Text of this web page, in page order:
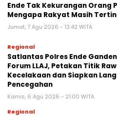
Ende Tak Kekurangan Orang
Mengapa Rakyat Masih
Jumat, 7 Agu 2026 - 13:42 WITA
Regional
Satlantas Polres Ende
Forum LLAJ, Petakan Titik
Kecelakaan dan Siapkan
Pencegahan
Kamis, 6 Agu 2026 - 21:00 WITA
Regional